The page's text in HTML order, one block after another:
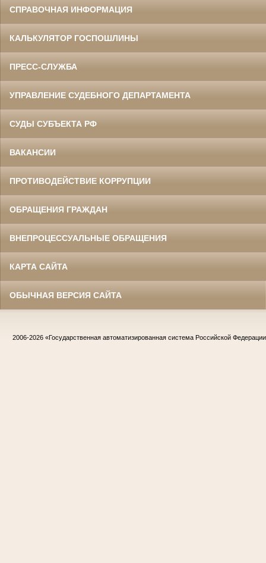
СПРАВОЧНАЯ ИНФОРМАЦИЯ
КАЛЬКУЛЯТОР ГОСПОШЛИНЫ
ПРЕСС-СЛУЖБА
УПРАВЛЕНИЕ СУДЕБНОГО ДЕПАРТАМЕНТА
СУДЫ СУБЪЕКТА РФ
ВАКАНСИИ
ПРОТИВОДЕЙСТВИЕ КОРРУПЦИИ
ОБРАЩЕНИЯ ГРАЖДАН
ВНЕПРОЦЕССУАЛЬНЫЕ ОБРАЩЕНИЯ
КАРТА САЙТА
ОБЫЧНАЯ ВЕРСИЯ САЙТА
2006-2026 «Государственная автоматизированная система Российской